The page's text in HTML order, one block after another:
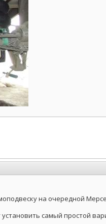
на очередной
самый простой